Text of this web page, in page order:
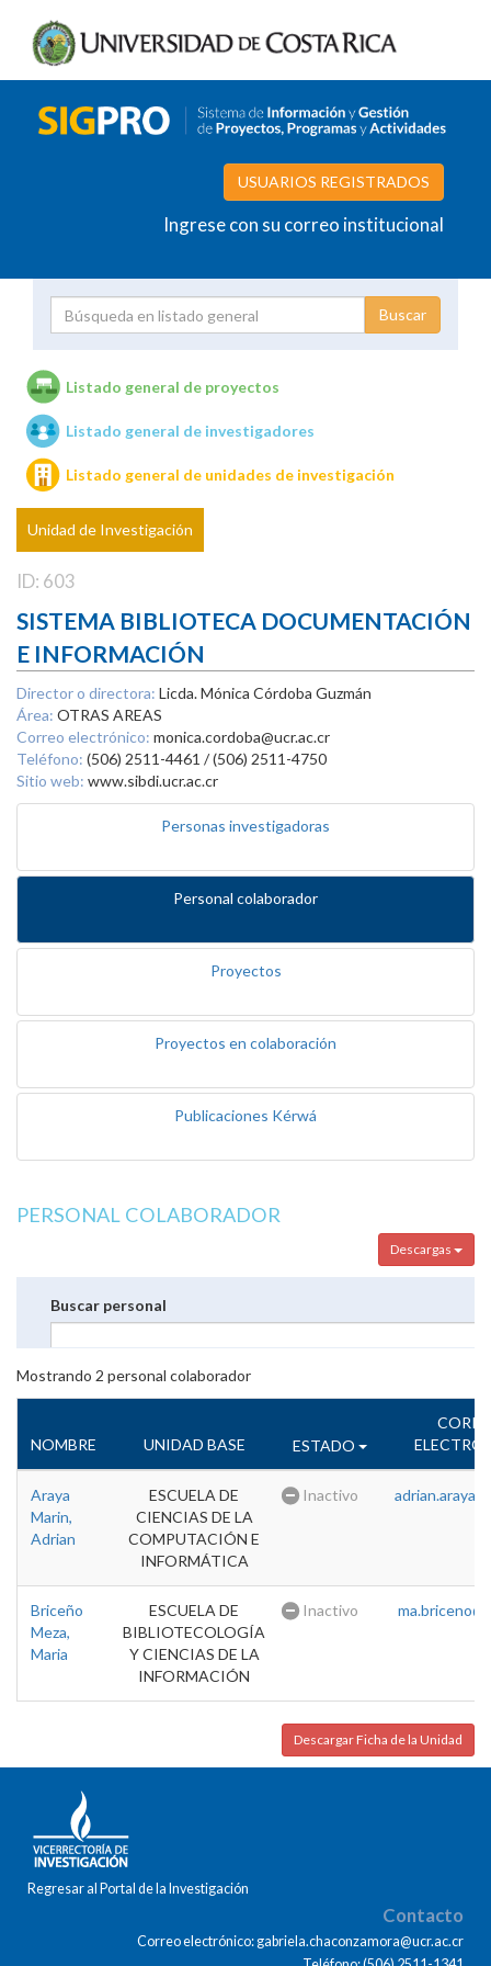
USUARIOS REGISTRADOS
Ingrese con su correo institucional
Unidades de investigación
Listado general de proyectos
Listado general de investigadores
Listado general de unidades de investigación
Unidad de Investigación
ID: 603
SISTEMA BIBLIOTECA DOCUMENTACIÓN
E INFORMACIÓN
Director o directora: Licda. Mónica Córdoba Guzmán
Área: OTRAS AREAS
Correo electrónico: monica.cordoba@ucr.ac.cr
Teléfono: (506) 2511-4461 / (506) 2511-4750
Sitio web: www.sibdi.ucr.ac.cr
Personas investigadoras
Personal colaborador
Proyectos
Proyectos en colaboración
Publicaciones Kérwá
PERSONAL COLABORADOR
Descargas
Buscar personal
Mostrando 2 personal colaborador
NOMBRE UNIDAD BASE ESTADO
Araya
Marin,
Adrian
ESCUELA DE
CIENCIAS DE LA
COMPUTACIÓN E
INFORMÁTICA
Inactivo
Briceño
Meza,
Maria
ESCUELA DE
BIBLIOTECOLOGÍA
Y CIENCIAS DE LA
INFORMACIÓN
Inactivo
Descargar Ficha de la Unidad
Regresar al Portal de la Investigación
Contacto
Correo electrónico: gabriela.chaconzamora@ucr.ac.cr